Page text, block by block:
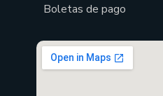
Boletas de pago